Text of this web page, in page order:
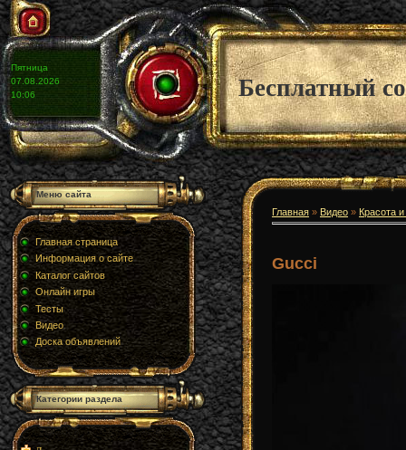
Пятница
07.08.2026
10:06
Бесплатный
Меню сайта
Главная страница
Информация о сайте
Каталог сайтов
Онлайн игры
Тесты
Видео
Доска объявлений
Категории раздела
Главная » Видео » Красота
Gucci